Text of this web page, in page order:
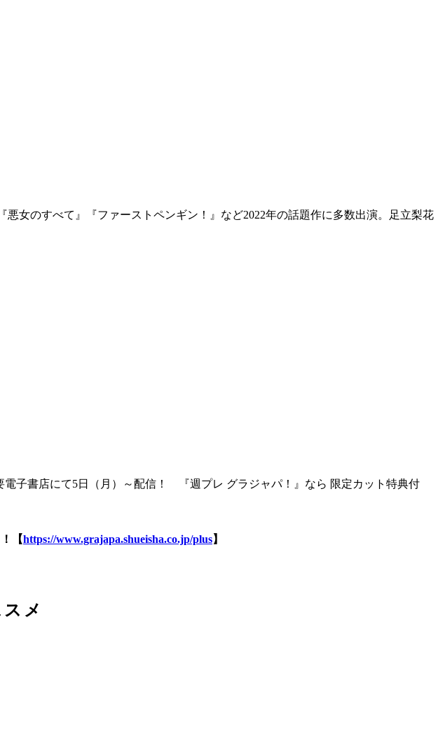
女のすべて』『ファーストペンギン！』など2022年の話題作に多数出演。足立梨花
電子書店にて5日（月）～配信！ 『週プレ グラジャパ！』なら 限定カット特典付
【https://www.grajapa.shueisha.co.jp/plus】
メ